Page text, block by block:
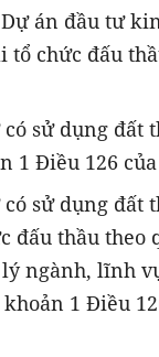
án đầu tư
tổ chức đấu
sử dụng đất
1 Điều 126
sử dụng đất
đấu thầu theo
ngành, lĩnh
1 Điều